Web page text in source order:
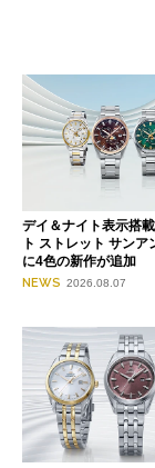
デイ＆ナイト表示搭
ト ストレット サンア
に4色の新作が追加
NEWS 2026.08.07